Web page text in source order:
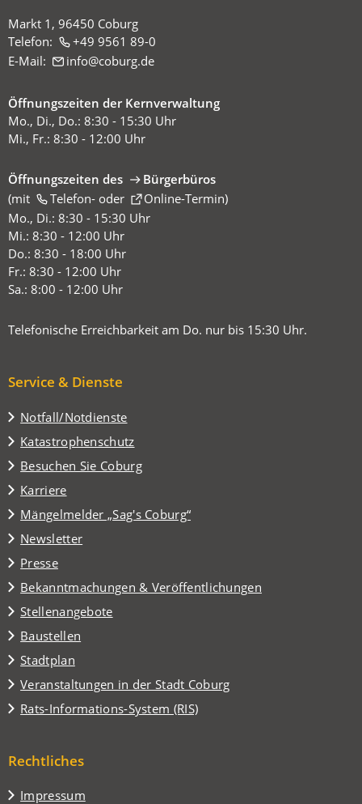
Markt 1, 96450 Coburg
Telefon:
+49 9561 89-0
E-Mail:
info coburg de
Öffnungszeiten der Kernverwaltung
Mo., Di., Do.: 8:30 - 15:30 Uhr
Mi., Fr.: 8:30 - 12:00 Uhr
Öffnungszeiten des
Bürgerbüros
(mit
Telefon-oder Online-Termin
(Öffnet
in
einem
neuen
Tab)
)
Mo., Di.: 8:30 - 15:30 Uhr
Mi.: 8:30 - 12:00 Uhr
Do.: 8:30 - 18:00 Uhr
Fr.: 8:30 - 12:00 Uhr
Sa.: 8:00 - 12:00 Uhr
Telefonische Erreichbarkeit am Do. nur bis 15:30 Uhr.
Service & Dienste
Notfall/Notdienste
Katastrophenschutz
Besuchen Sie Coburg
(Öffnet
in
einem
neuen
Tab)
Karriere
Mängelmelder „Sag's Coburg“
(Öffnet
in
einem
neuen
Tab)
Newsletter
Presse
Bekanntmachungen & Veröffentlichungen
Stellenangebote
Baustellen
Stadtplan
(Öffnet
in
einem
neuen
Veranstaltungen in der Stadt Coburg
(Öffnet
in
einem
Tab)
Rats-Informations-System (RIS)
(Öffnet
neuen
Rechtliches
Impressum